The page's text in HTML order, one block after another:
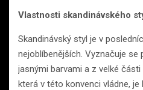
Vlastnosti skandinávského
Skandinávský styl je v
nejoblíbenějších. Vyznačuje se
jasnými barvami a z velké
která v této konvenci vládne, je